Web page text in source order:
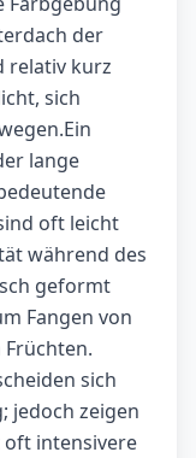
der
relativ kurz
sich
lange
oft leicht
während des
geformt
Fangen von
sich
jedoch zeigen
oft intensivere